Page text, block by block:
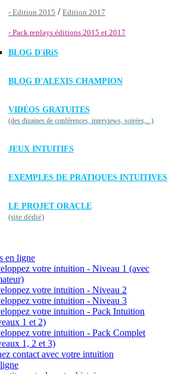
- Edition 2015 / Edition 2017
- Pack replays éditions 2015 et 2017
BLOG D'iRiS
BLOG D'ALEXIS CHAMPION
VIDÉOS GRATUITES
(des dizaines de conférences, interviews, soirées,...)
JEUX INTUITIFS
EXEMPLES DE PRATIQUES INTUITIVES
LE PROJET ORACLE
(site dédié)
en ligne
votre intuition - Niveau 1 (avec
votre intuition - Niveau 2
votre intuition - Niveau 3
votre intuition - Pack Intuition
1 et 2)
votre intuition - Pack Complet
1, 2 et 3)
contact avec votre intuition